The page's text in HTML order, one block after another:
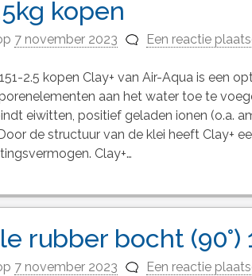
kopen
7 november 2023 Een reactie
2.5 kopen Clay+ van Air-Aqua is een
aan het water toe te
eiwitten, positief geladen ionen (o.a.
de structuur van de klei heeft Clay+
Clay+…
rubber bocht (90°)
7 november 2023 Een reactie